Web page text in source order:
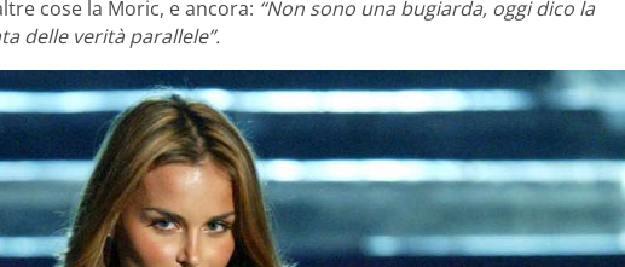
cose la Moric, e ancora: “Non sono una bugiarda, oggi dico la
delle verità parallele”.